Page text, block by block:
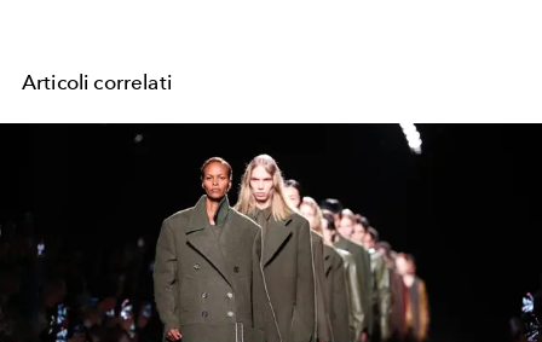
Articoli correlati